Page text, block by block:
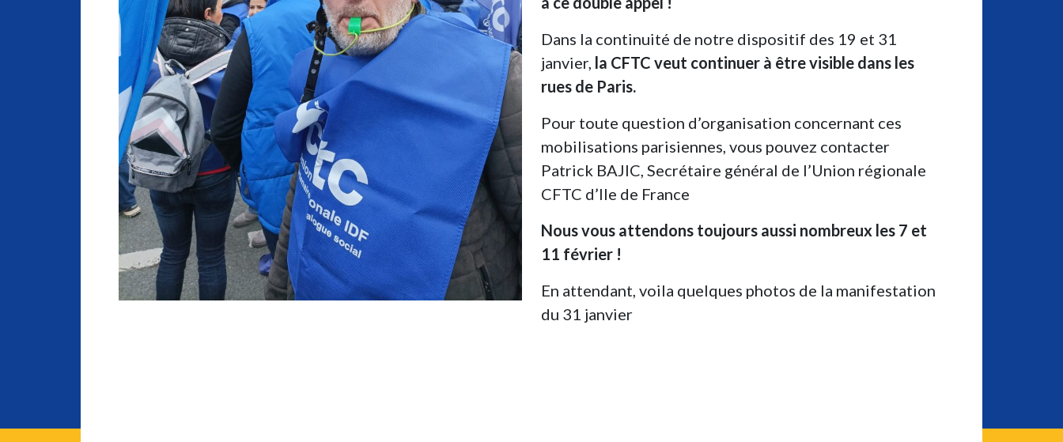
Dans la continuité de notre dispositif des 19 et 31
janvier, la CFTC veut continuer à être visible dans les
rues de Paris.
Pour toute question d’organisation concernant ces
mobilisations parisiennes, vous pouvez contacter
Patrick BAJIC, Secrétaire général de l’Union régionale
CFTC d’Ile de France
Nous vous attendons toujours aussi nombreux les 7 et
11 février !
En attendant, voila quelques photos de la manifestation
du 31 janvier